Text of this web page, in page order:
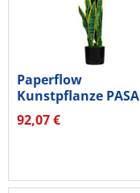
Paperflow
Kunstpflanze
Sansevieria 65cm
92,07 €